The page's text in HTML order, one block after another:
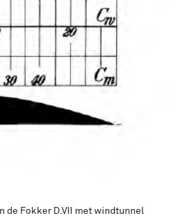
de Fokker D.VII met windtunnel